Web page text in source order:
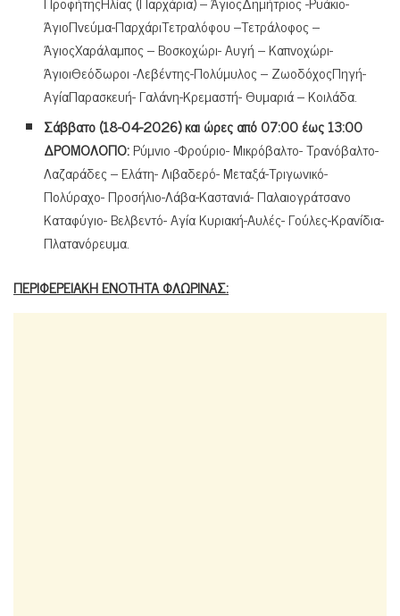
ΆγιοΠνεύμα-ΠαρχάριΤετραλόφου –Τετράλοφος –
ΆγιοςΧαράλαμπος – Βοσκοχώρι- Αυγή – Καπνοχώρι-
ΆγιοιΘεόδωροι -Λεβέντης-Πολύμυλος – ΖωοδόχοςΠηγή-
ΑγίαΠαρασκευή- Γαλάνη-Κρεμαστή- Θυμαριά – Κοιλάδα.
Σάββατο (18-04-2026) και ώρες από 07:00 έως 13:00
ΔΡΟΜΟΛΟΓΙΟ:Ρύμνιο -Φρούριο- Μικρόβαλτο- Τρανόβαλτο-
Λαζαράδες – Ελάτη- Λιβαδερό- Μεταξά-Τριγωνικό-
Πολύραχο- Προσήλιο-Λάβα-Καστανιά- Παλαιογράτσανο
Καταφύγιο- Βελβεντό- Αγία Κυριακή-Αυλές- Γούλες-Κρανίδια-
Πλατανόρευμα.
ΠΕΡΙΦΕΡΕΙΑΚΗ ΕΝΟΤΗΤΑ ΦΛΩΡΙΝΑΣ: